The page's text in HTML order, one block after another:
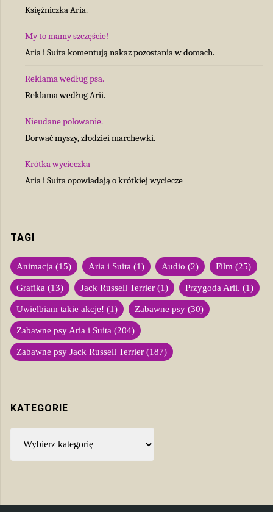
Księżniczka Aria.
My to mamy szczęście!
Aria i Suita komentują nakaz pozostania w domach.
Reklama według psa.
Reklama według Arii.
Nieudane polowanie.
Dorwać myszy, złodziei marchewki.
Krótka wycieczka
Aria i Suita opowiadają o krótkiej wyciecze
TAGI
Animacja (15) Aria i Suita (1) Audio (2) Film (25)
Grafika (13) Jack Russell Terrier (1) Przygoda Arii. (1)
Uwielbiam takie akcje! (1) Zabawne psy (30)
Zabawne psy Aria i Suita (204)
Zabawne psy Jack Russell Terrier (187)
KATEGORIE